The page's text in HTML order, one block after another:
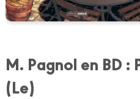
M. Pagnol en BD :
(Le)